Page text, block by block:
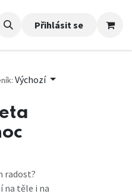
Přihlásit se
Výchozí
radost?
na těle i na